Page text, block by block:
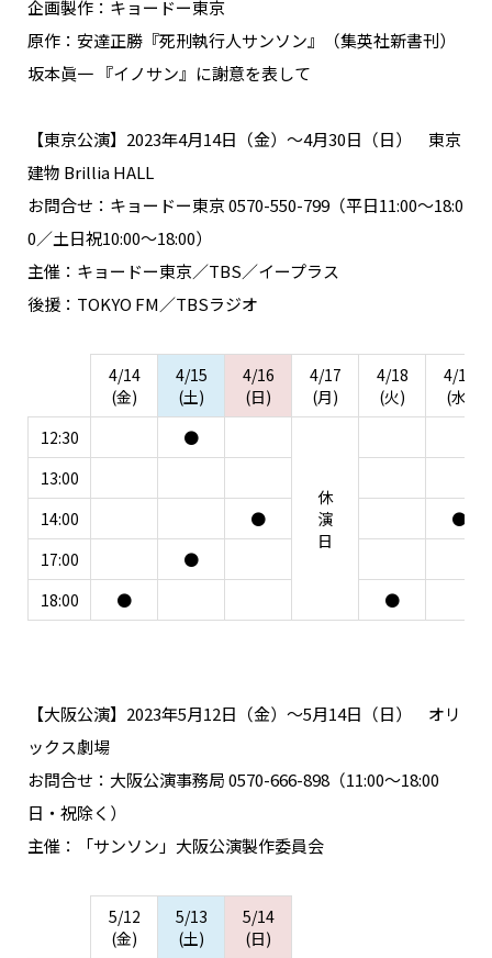
企画製作：キョードー東京
原作：安達正勝『死刑執行人サンソン』（集英社新書刊）
坂本眞一 『イノサン』に謝意を表して
【東京公演】2023年4月14日（金）～4月30日（日） 東京
建物 Brillia HALL
お問合せ：キョードー東京 0570-550-799（平日11:00〜18:0
0／土日祝10:00〜18:00）
主催：キョードー東京／TBS／イープラス
後援：TOKYO FM／TBSラジオ
12:30
13:00
14:00
17:00
18:00
4/14
(金)
4/15
(土)
4/16
(日)
4/17
(月)
4/18
(火)
4/19
(水)
●
休
演
日
●
●
●
●
●
【大阪公演】2023年5月12日（金）～5月14日（日） オリ
ックス劇場
お問合せ：大阪公演事務局 0570-666-898（11:00〜18:00
日・祝除く）
主催：「サンソン」大阪公演製作委員会
5/12
(金)
5/13
(土)
5/14
(日)